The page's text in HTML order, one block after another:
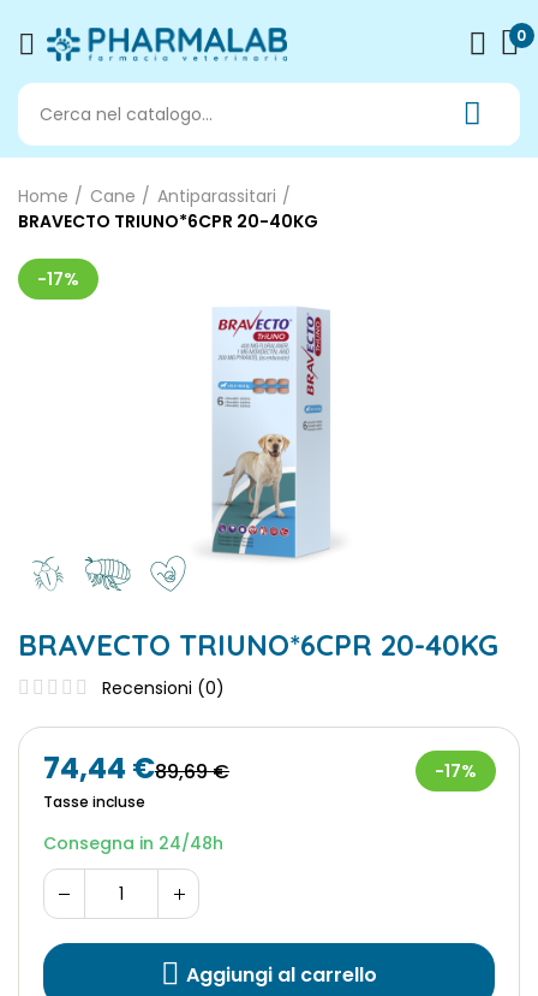
0
Home Cane
Antiparassitari
BRAVECTO TRIUNO*6CPR 20-40KG
-17%
BRAVECTO TRIUNO*6CPR 20-40KG
Recensioni (0)
74,44 €89,69 €
Tasse incluse
-17%
Consegna in 24/48h
Aggiungi al carrello